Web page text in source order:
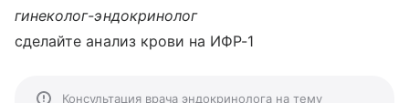
гинеколог-эндокринолог
сделайте анализ крови на ИФР-1
Консультация врача эндокринолога на тему